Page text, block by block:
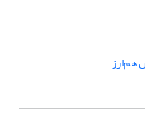
هم‌ارز